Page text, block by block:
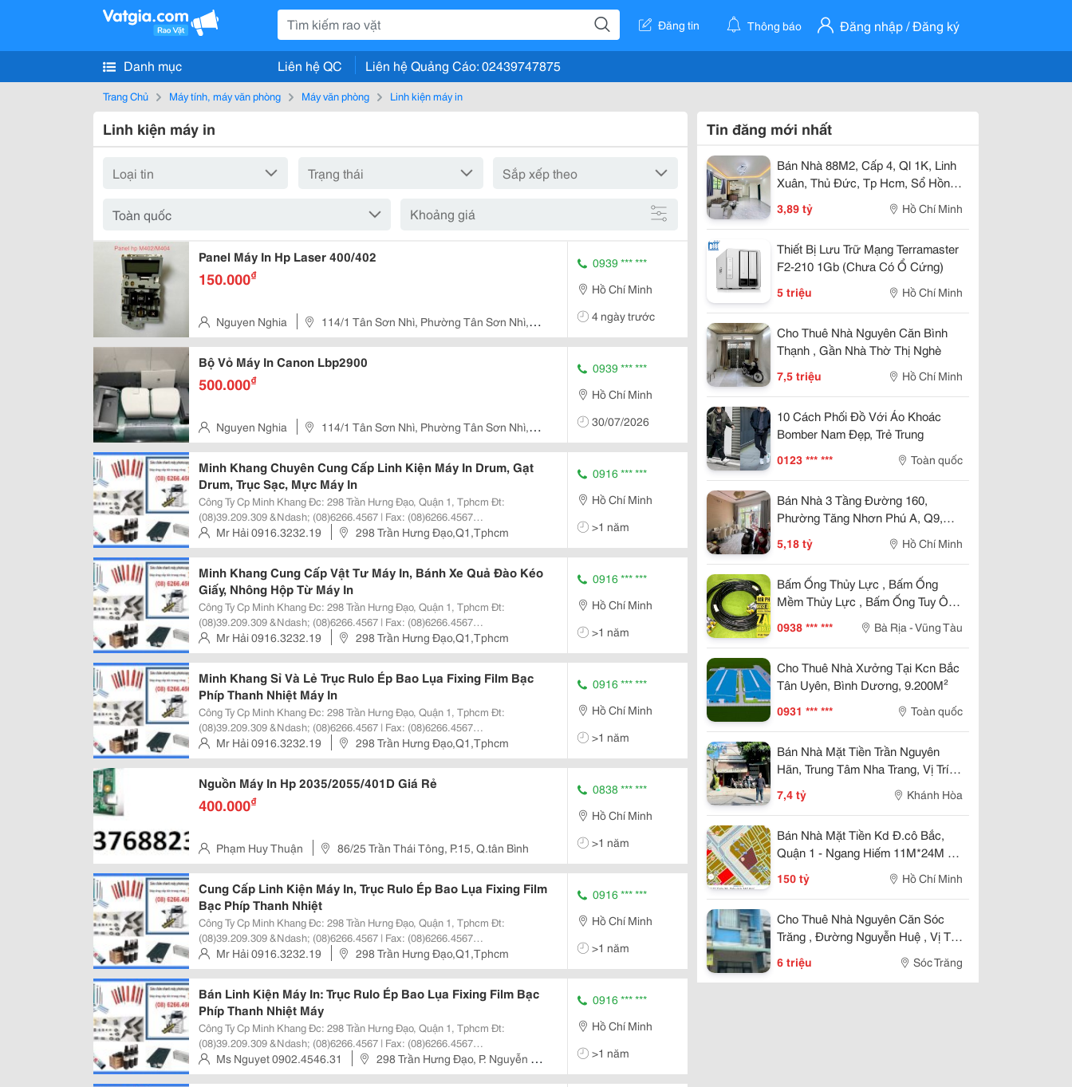
Đăng tin Thông báo Đăng nhập / Đăng ký
Danh mục Liên hệ QC Liên hệ Quảng Cáo: 02439747875
Trang Chủ Máy tính, máy văn phòng Máy văn phòng Linh kiện máy in
Linh kiện máy in
Khoảng giá
Panel Máy In Hp Laser 400/402
150.000₫
Nguyen Nghia
114/1 Tân Sơn Nhì, Phường Tân Sơn Nhì,
Quận Tân Phú
0939 *** ***
Hồ Chí Minh
4 ngày trước
Bộ Vỏ Máy In Canon Lbp2900
500.000₫
Nguyen Nghia
114/1 Tân Sơn Nhì, Phường Tân Sơn Nhì,
Quận Tân Phú
0939 *** ***
Hồ Chí Minh
30/07/2026
Minh Khang Chuyên Cung Cấp Linh Kiện Máy In Drum, Gạt
Drum, Trục Sạc, Mực Máy In
Công Ty Cp Minh Khang Đc: 298 Trần Hưng Đạo, Quận 1, Tphcm Đt:
(08)39.209.309 &Ndash; (08)6266.4567 | Fax: (08)6266.4567
Http://Minhkhangjsc.com Hoặc Http://Minhkhangjsc.com.vn Nhanh + Hiệu
Quả Cty Cp Minh Khang Kinh Doanh, Dịch
Mr Hải 0916.3232.19 298 Trần Hưng Đạo,Q1,Tphcm
0916 *** ***
Hồ Chí Minh
>1 năm
Minh Khang Cung Cấp Vật Tư Máy In, Bánh Xe Quả Đào Kéo
Giấy, Nhông Hộp Từ Máy In
Công Ty Cp Minh Khang Đc: 298 Trần Hưng Đạo, Quận 1, Tphcm Đt:
(08)39.209.309 &Ndash; (08)6266.4567 | Fax: (08)6266.4567
Http://Minhkhangjsc.com Hoặc Http://Minhkhangjsc.com.vn Nhanh + Hiệu
Quả Cty Cp Minh Khang Kinh Doanh, Dịch
Mr Hải 0916.3232.19 298 Trần Hưng Đạo,Q1,Tphcm
0916 *** ***
Hồ Chí Minh
>1 năm
Minh Khang Sỉ Và Lẻ Trục Rulo Ép Bao Lụa Fixing Film Bạc
Phíp Thanh Nhiệt Máy In
Công Ty Cp Minh Khang Đc: 298 Trần Hưng Đạo, Quận 1, Tphcm Đt:
(08)39.209.309 &Ndash; (08)6266.4567 | Fax: (08)6266.4567
Http://Minhkhangjsc.com Hoặc Http://Minhkhangjsc.com.vn Nhanh + Hiệu
Quả Cty Cp Minh Khang Kinh Doanh, Dịch
Mr Hải 0916.3232.19 298 Trần Hưng Đạo,Q1,Tphcm
0916 *** ***
Hồ Chí Minh
>1 năm
Nguồn Máy In Hp 2035/2055/401D Giá Rẻ
400.000₫
Phạm Huy Thuận 86/25 Trần Thái Tông, P.15, Q.tân Bình
0838 *** ***
Hồ Chí Minh
>1 năm
Cung Cấp Linh Kiện Máy In, Trục Rulo Ép Bao Lụa Fixing Film
Bạc Phíp Thanh Nhiệt
Công Ty Cp Minh Khang Đc: 298 Trần Hưng Đạo, Quận 1, Tphcm Đt:
(08)39.209.309 &Ndash; (08)6266.4567 | Fax: (08)6266.4567
Http://Minhkhangjsc.com Hoặc Http://Minhkhangjsc.com.vn Nhanh + Hiệu
Quả Cty Cp Minh Khang Kinh Doanh, Dịch
Mr Hải 0916.3232.19 298 Trần Hưng Đạo,Q1,Tphcm
0916 *** ***
Hồ Chí Minh
>1 năm
Bán Linh Kiện Máy In: Trục Rulo Ép Bao Lụa Fixing Film Bạc
Phíp Thanh Nhiệt Máy
Công Ty Cp Minh Khang Đc: 298 Trần Hưng Đạo, Quận 1, Tphcm Đt:
(08)39.209.309 &Ndash; (08)6266.4567 | Fax: (08)6266.4567
Http://Minhkhangjsc.com Hoặc Http://Minhkhangjsc.com.vn Nhanh + Hiệu
Quả Cty Cp Minh Khang Kinh Doanh, Dịch
Ms Nguyet 0902.4546.31
298 Trần Hưng Đạo, P. Nguyễn Cư
Trinh, Q.1, Tp Hcm, Viet Nam
0916 *** ***
Hồ Chí Minh
>1 năm
Tin đăng mới nhất
Bán Nhà 88M2, Cấp 4, Ql 1K, Linh
Xuân, Thủ Đức, Tp Hcm, Sổ Hồng
3,89 tỷ Hồ Chí Minh
Thiết Bị Lưu Trữ Mạng Terramaster
F2-210 1Gb (Chưa Có Ổ Cứng)
5 triệu Hồ Chí Minh
Cho Thuê Nhà Nguyên Căn Bình
Thạnh , Gần Nhà Thờ Thị Nghè
7,5 triệu Hồ Chí Minh
10 Cách Phối Đồ Với Áo Khoác
Bomber Nam Đẹp, Trẻ Trung
0123 *** *** Toàn quốc
Bán Nhà 3 Tầng Đường 160,
Phường Tăng Nhơn Phú A, Q9,
Thủ Đức, Tp Hcm. Dt 54M2, Sổ
Hồng Riêng. Giá 5,18 Tỷ
5,18 tỷ Hồ Chí Minh
Bấm Ống Thủy Lực , Bấm Ống
Mềm Thủy Lực , Bấm Ống Tuy Ô
Thủy Lực , Bấm Ống Thủy Lực Bọc
Lưới , Bấm Ống Thủy Lực Koman ,
Bấm Ống Thủy Lực Italy , Bấm Ống
Thủy Lực 1Sn , Bấm Ống Thủy Lực
2Sn , Bấm Ống Thủy Lực 4Sn
0938 *** *** Bà Rịa - Vũng Tàu
Cho Thuê Nhà Xưởng Tại Kcn Bắc
Tân Uyên, Bình Dương, 9.200M²
0931 *** *** Toàn quốc
Bán Nhà Mặt Tiền Trần Nguyên
Hãn, Trung Tâm Nha Trang, Vị Trí
Kinh Doanh Đẹp, Giá 7,4 Tỷ
7,4 tỷ Khánh Hòa
Bán Nhà Mặt Tiền Kd Đ.cô Bắc,
Quận 1 - Ngang Hiếm 11M*24M -
Đất Full Thổ Cư - Vị Trí Phù Hợp
Xây Cao Ốc Văn Phòng, Khách
Sạn, Kinh Doanh
150 tỷ Hồ Chí Minh
Cho Thuê Nhà Nguyên Căn Sóc
Trăng , Đường Nguyễn Huệ , Vị Trí
6 triệu Sóc Trăng